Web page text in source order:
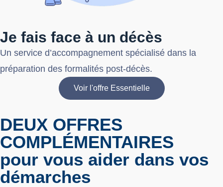
Je fais face à un décès
Un service d’accompagnement spécialisé dans la
préparation des formalités post-décès.
Voir l'offre Essentielle
DEUX OFFRES
COMPLÉMENTAIRES
pour vous aider dans vos
démarches